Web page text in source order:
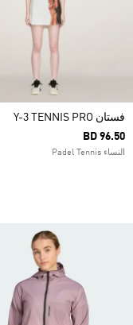
فستان Y-3 TENNIS PRO
BD 96.50
النساء Padel Tennis